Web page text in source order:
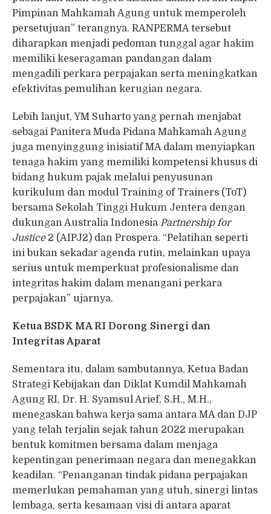
Pimpinan Mahkamah Agung untuk memperoleh
persetujuan” terangnya. RANPERMA tersebut
diharapkan menjadi pedoman tunggal agar hakim
memiliki keseragaman pandangan dalam
mengadili perkara perpajakan serta meningkatkan
efektivitas pemulihan kerugian negara.
Lebih lanjut, YM Suharto yang pernah menjabat
sebagai Panitera Muda Pidana Mahkamah Agung
juga menyinggung inisiatif MA dalam menyiapkan
tenaga hakim yang memiliki kompetensi khusus di
bidang hukum pajak melalui penyusunan
kurikulum dan modul Training of Trainers (ToT)
bersama Sekolah Tinggi Hukum Jentera dengan
dukungan Australia Indonesia Partnership for
Justice2 (AIPJ2) dan Prospera. “Pelatihan seperti
ini bukan sekadar agenda rutin, melainkan upaya
serius untuk memperkuat profesionalisme dan
integritas hakim dalam menangani perkara
perpajakan” ujarnya.
Ketua BSDK MA RI Dorong Sinergi dan
Integritas Aparat
Sementara itu, dalam sambutannya, Ketua Badan
Strategi Kebijakan dan Diklat Kumdil Mahkamah
Agung RI, Dr. H. Syamsul Arief, S.H., M.H.,
menegaskan bahwa kerja sama antara MA dan DJP
yang telah terjalin sejak tahun 2022 merupakan
bentuk komitmen bersama dalam menjaga
kepentingan penerimaan negara dan menegakkan
keadilan. “Penanganan tindak pidana perpajakan
memerlukan pemahaman yang utuh, sinergi lintas
lembaga, serta kesamaan visi di antara aparat